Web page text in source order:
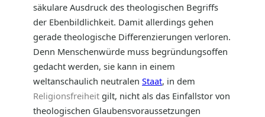
säkulare Ausdruck des theologischen Begriffs
der Ebenbildlichkeit. Damit allerdings gehen
gerade theologische Differenzierungen verloren.
Denn Menschenwürde muss begründungsoffen
gedacht werden, sie kann in einem
weltanschaulich neutralen Staat, in dem
Religionsfreiheit gilt, nicht als das Einfallstor von
theologischen Glaubensvoraussetzungen